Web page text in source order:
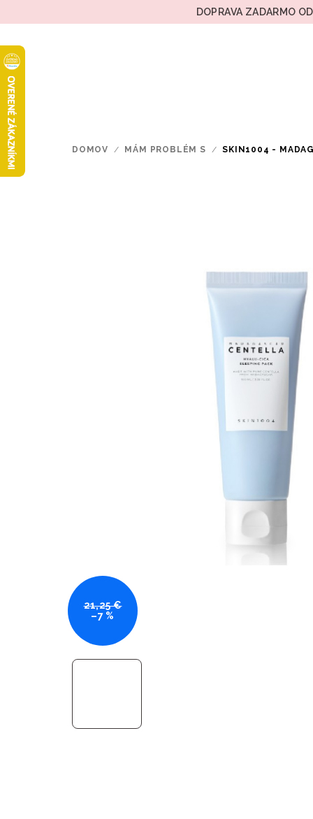
na
DOPRAVA ZADARMO
DOMOV / MÁM PROBLÉM S / SKIN1004 -
21,25 €
–7 %